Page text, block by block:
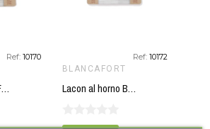
Ref: 10170
Bacon BLANCAFORT 80 gr BIO
Ref: 10172
BLANCAFORT
Lacon al horno BLANCAFORT 80 gr BIO